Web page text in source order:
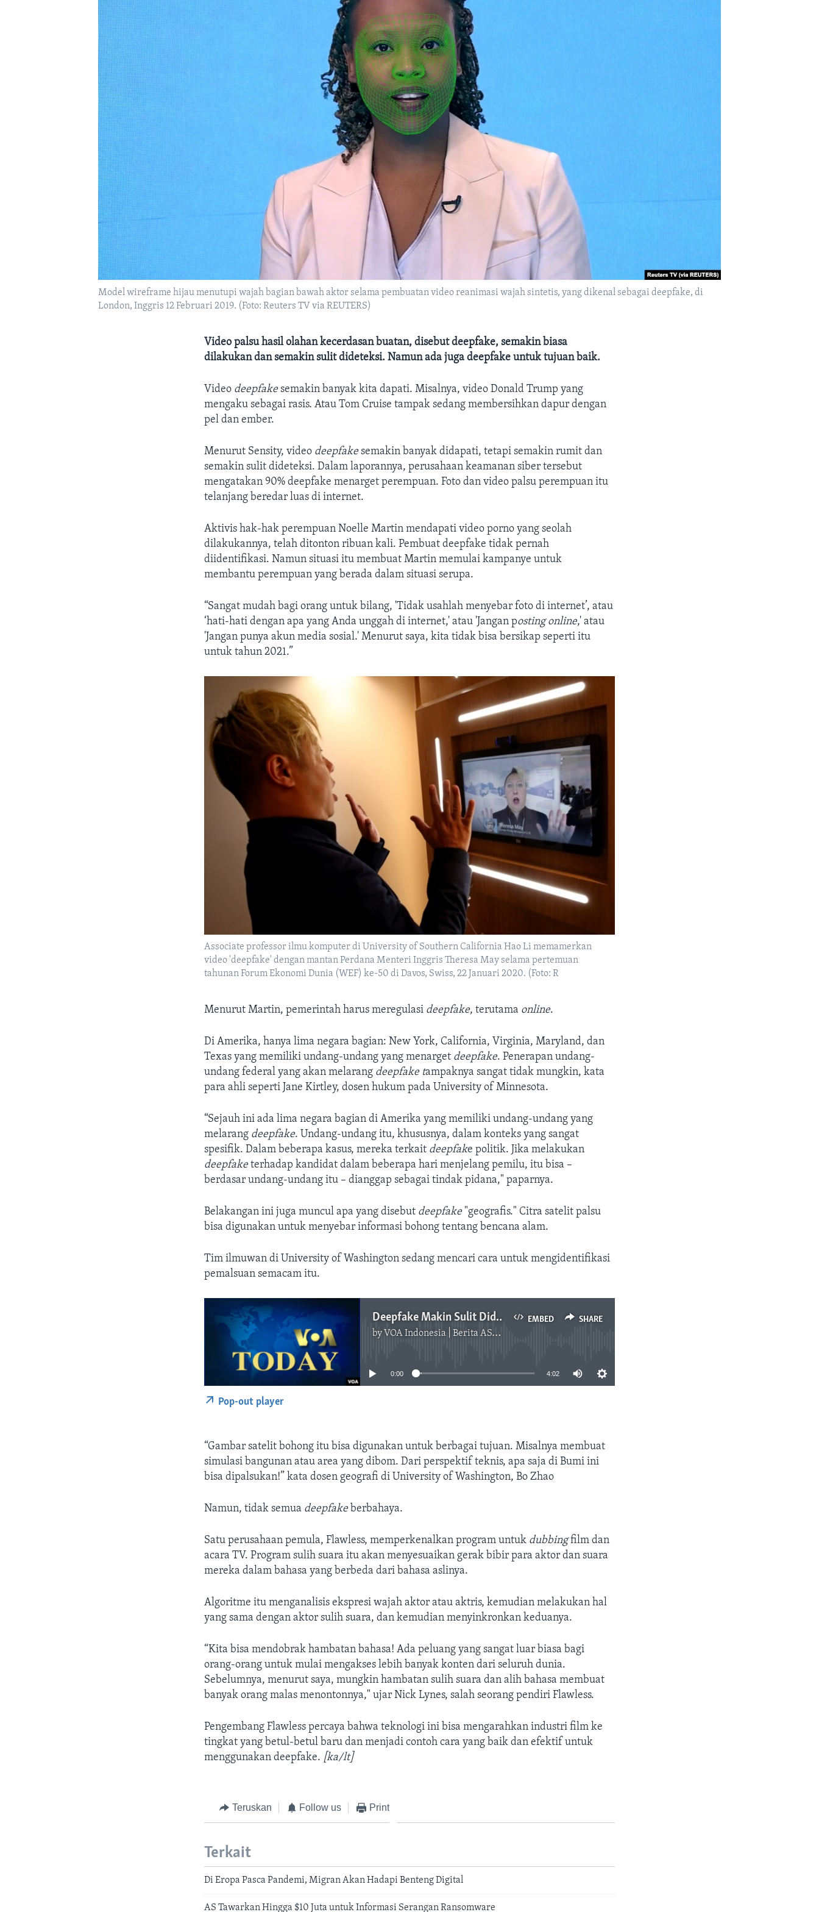
Model wireframe hijau menutupi wajah bagian bawah aktor selama pembuatan video reanimasi wajah sintetis, yang dikenal sebagai deepfake, di
London, Inggris 12 Februari 2019. (Foto: Reuters TV via REUTERS)
Video palsu hasil olahan kecerdasan buatan, disebut deepfake, semakin biasa
dilakukan dan semakin sulit dideteksi. Namun ada juga deepfake untuk tujuan baik.
Video deepfakesemakin banyak kita dapati. Misalnya, video Donald Trump yang
mengaku sebagai rasis. Atau Tom Cruise tampak sedang membersihkan dapur dengan
pel dan ember.
Menurut Sensity, video deepfakesemakin banyak didapati, tetapi semakin rumit dan
semakin sulit dideteksi. Dalam laporannya, perusahaan keamanan siber tersebut
mengatakan 90% deepfake menarget perempuan. Foto dan video palsu perempuan itu
telanjang beredar luas di internet.
Aktivis hak-hak perempuan Noelle Martin mendapati video porno yang seolah
dilakukannya, telah ditonton ribuan kali. Pembuat deepfake tidak pernah
diidentifikasi. Namun situasi itu membuat Martin memulai kampanye untuk
membantu perempuan yang berada dalam situasi serupa.
“Sangat mudah bagi orang untuk bilang, 'Tidak usahlah menyebar foto di internet’, atau
‘hati-hati dengan apa yang Anda unggah di internet,' atau 'Jangan posting online,' atau
'Jangan punya akun media sosial.' Menurut saya, kita tidak bisa bersikap seperti itu
untuk tahun 2021.”
Associate professor ilmu komputer di University of Southern California Hao Li memamerkan
video 'deepfake' dengan mantan Perdana Menteri Inggris Theresa May selama pertemuan
tahunan Forum Ekonomi Dunia (WEF) ke-50 di Davos, Swiss, 22 Januari 2020. (Foto: R
Menurut Martin, pemerintah harus meregulasi deepfake, terutama online.
Di Amerika, hanya lima negara bagian: New York, California, Virginia, Maryland, dan
Texas yang memiliki undang-undang yang menarget deepfake. Penerapan undang-
undang federal yang akan melarang deepfake tampaknya sangat tidak mungkin, kata
para ahli seperti Jane Kirtley, dosen hukum pada University of Minnesota.
“Sejauh ini ada lima negara bagian di Amerika yang memiliki undang-undang yang
melarang deepfake. Undang-undang itu, khususnya, dalam konteks yang sangat
spesifik. Dalam beberapa kasus, mereka terkait deepfake politik. Jika melakukan
deepfaketerhadap kandidat dalam beberapa hari menjelang pemilu, itu bisa –
berdasar undang-undang itu – dianggap sebagai tindak pidana," paparnya.
Belakangan ini juga muncul apa yang disebut deepfake"geografis." Citra satelit palsu
bisa digunakan untuk menyebar informasi bohong tentang bencana alam.
Tim ilmuwan di University of Washington sedang mencari cara untuk mengidentifikasi
pemalsuan semacam itu.
EMBED SHARE
Deepfake Makin Sulit Dideteksi, Tapi Makin Diandalkan untuk Sulih Suara
by VOA Indonesia | Berita AS, Dunia, Indonesia, Diaspora Indonesia di AS
No media source currently available
0:00 4:02
Pop-out player
“Gambar satelit bohong itu bisa digunakan untuk berbagai tujuan. Misalnya membuat
simulasi bangunan atau area yang dibom. Dari perspektif teknis, apa saja di Bumi ini
bisa dipalsukan!” kata dosen geografi di University of Washington, Bo Zhao
Namun, tidak semua deepfakeberbahaya.
Satu perusahaan pemula, Flawless, memperkenalkan program untuk dubbingfilm dan
acara TV. Program sulih suara itu akan menyesuaikan gerak bibir para aktor dan suara
mereka dalam bahasa yang berbeda dari bahasa aslinya.
Algoritme itu menganalisis ekspresi wajah aktor atau aktris, kemudian melakukan hal
yang sama dengan aktor sulih suara, dan kemudian menyinkronkan keduanya.
“Kita bisa mendobrak hambatan bahasa! Ada peluang yang sangat luar biasa bagi
orang-orang untuk mulai mengakses lebih banyak konten dari seluruh dunia.
Sebelumnya, menurut saya, mungkin hambatan sulih suara dan alih bahasa membuat
banyak orang malas menontonnya," ujar Nick Lynes, salah seorang pendiri Flawless.
Pengembang Flawless percaya bahwa teknologi ini bisa mengarahkan industri film ke
tingkat yang betul-betul baru dan menjadi contoh cara yang baik dan efektif untuk
menggunakan deepfake. [ka/lt]
Teruskan Follow us Print
Terkait
Di Eropa Pasca Pandemi, Migran Akan Hadapi Benteng Digital
AS Tawarkan Hingga $10 Juta untuk Informasi Serangan Ransomware